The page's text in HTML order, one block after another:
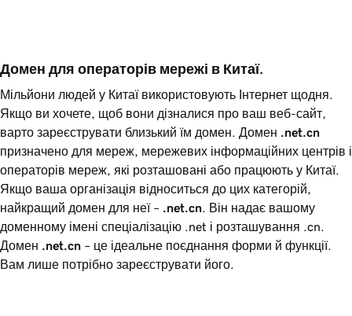
Домен для операторів мережі в Китаї.
Мільйони людей у Китаї використовують Інтернет щодня.
Якщо ви хочете, щоб вони дізналися про ваш веб-сайт,
варто зареєструвати близький їм домен. Домен .net.cn
призначено для мереж, мережевих інформаційних центрів і
операторів мереж, які розташовані або працюють у Китаї.
Якщо ваша організація відноситься до цих категорій,
найкращий домен для неї – .net.cn . Він надає вашому
доменному імені спеціалізацію .net і розташування .cn.
Домен .net.cn – це ідеальне поєднання форми й функції.
Вам лише потрібно зареєструвати його.